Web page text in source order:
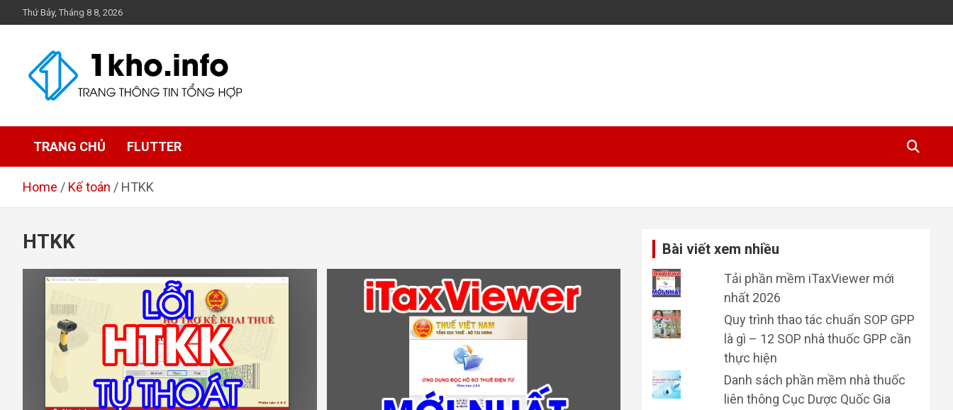
Skip
to
Thứ Bảy, Tháng 8 8, 2026
1Kho
TRANG CHỦ FLUTTER
Home Kế toán HTKK
HTKK Bài viết xem nhiều
Tải phần mềm iTaxViewer mới
nhất 2026
Quy trình thao tác chuẩn SOP GPP
là gì – 12 SOP nhà thuốc GPP cần
thực hiện
Danh sách phần mềm nhà thuốc
liên thông Cục Dược Quốc Gia